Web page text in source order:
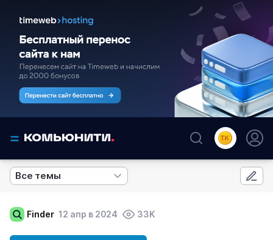
Все темы
Finder 12 апр в 2024 33K